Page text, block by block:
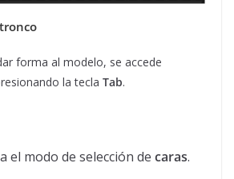
forma al modelo, se accede
la tecla Tab.
el modo de selección de caras.